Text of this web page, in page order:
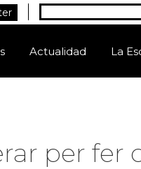
Actualidad La
per fer